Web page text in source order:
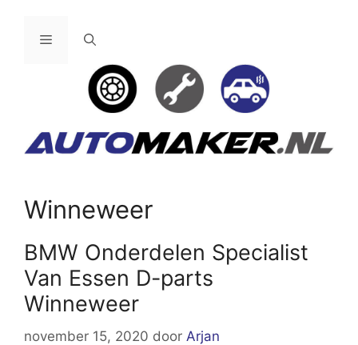
Menu
Winneweer
BMW Onderdelen Specialist
Van Essen D-parts
Winneweer
november 15, 2020 door Arjan